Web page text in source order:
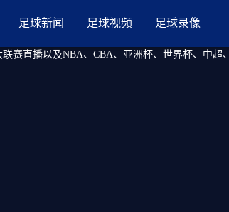
足球新闻 足球视频 足球录像
赛直播以及NBA、CBA、亚洲杯、世界杯、中